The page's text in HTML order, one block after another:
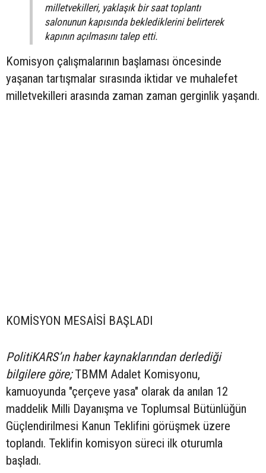
milletvekilleri, yaklaşık bir saat toplantı
salonunun kapısında beklediklerini belirterek
kapının açılmasını talep etti.
Komisyon çalışmalarının başlaması öncesinde
yaşanan tartışmalar sırasında iktidar ve muhalefet
milletvekilleri arasında zaman zaman gerginlik yaşandı.
KOMİSYON MESAİSİ BAŞLADI
PolitiKARS’ın haber kaynaklarından derlediği
bilgilere göre;TBMM Adalet Komisyonu,
kamuoyunda "çerçeve yasa" olarak da anılan 12
maddelik Milli Dayanışma ve Toplumsal Bütünlüğün
Güçlendirilmesi Kanun Teklifini görüşmek üzere
toplandı. Teklifin komisyon süreci ilk oturumla
başladı.